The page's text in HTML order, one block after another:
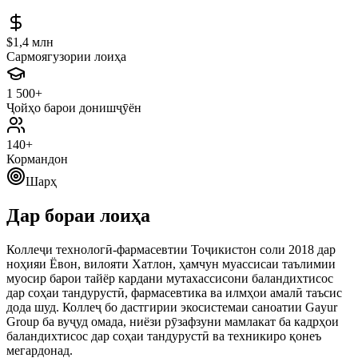
$1,4 млн
Сармоягузории лоиҳа
1 500+
Ҷойҳо барои донишҷӯён
140+
Кормандон
Шарҳ
Дар бораи лоиҳа
Коллеҷи технологӣ-фармасевтии Тоҷикистон соли 2018 дар
ноҳияи Ёвон, вилояти Хатлон, ҳамчун муассисаи таълимии
муосир барои тайёр кардани мутахассисони баландихтисос
дар соҳаи тандурустӣ, фармасевтика ва илмҳои амалӣ таъсис
дода шуд. Коллеҷ бо дастгирии экосистемаи саноатии Gayur
Group ба вуҷуд омада, ниёзи рӯзафзуни мамлакат ба кадрҳои
баландихтисос дар соҳаи тандурустӣ ва техникиро қонеъ
мегардонад.